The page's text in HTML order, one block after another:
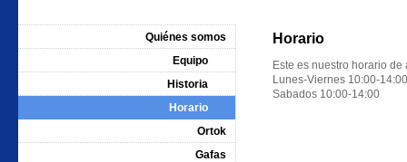
Horario
Este es nuestro horario
Lunes-Viernes 10:00-
Sabados 10:00-14:00
Quiénes somos
Equipo
Historia
Horario
Ortok
Gafas